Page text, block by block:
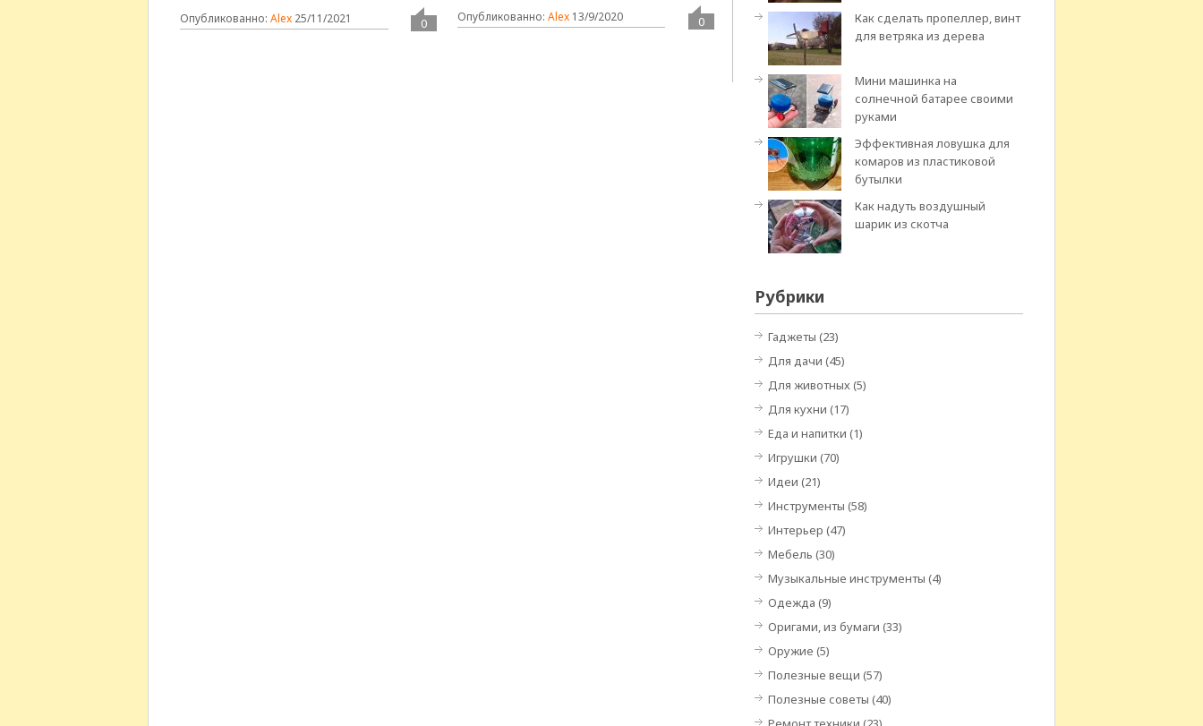
Опубликованно:Alex 25/11/2021 0 Опубликованно: Alex 13/9/2020 0
Как сделать пропеллер, винт
для ветряка из дерева
Мини машинка на
солнечной батарее своими
руками
Эффективная ловушка для
комаров из пластиковой
бутылки
Как надуть воздушный
шарик из скотча
Рубрики
Гаджеты (23)
Для дачи (45)
Для животных(5)
Для кухни (17)
Еда и напитки (1)
Игрушки (70)
Идеи (21)
Инструменты (58)
Интерьер (47)
Мебель (30)
Музыкальные инструменты (4)
Одежда (9)
Оригами, из бумаги (33)
Оружие (5)
Полезные вещи (57)
Полезные советы (40)